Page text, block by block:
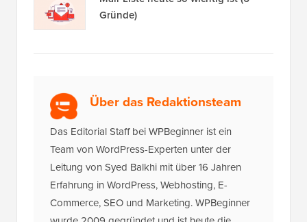
Das Editorial Staff bei WPBeginner ist ein
Team von WordPress-Experten unter der
Leitung von Syed Balkhi mit über 16 Jahren
Erfahrung in WordPress, Webhosting, E-
Commerce, SEO und Marketing. WPBeginner
wurde 2009 gegründet und ist heute die
größte kostenlose WordPress-Ressource in